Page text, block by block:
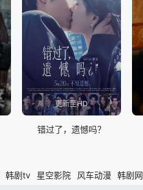
更新至HD
错过了，遗憾吗？
韩剧tv 星空影院 风车动漫 韩剧网